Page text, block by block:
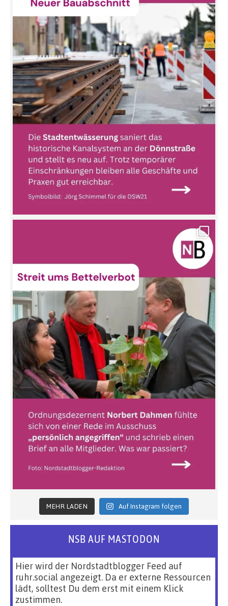
MEHR LADEN Auf Instagram folgen
NSB AUF MASTODON
Hier wird der Nordstadtblogger Feed auf
ruhr.social angezeigt. Da er externe Ressourcen
lädt, solltest Du dem erst mit einem Klick
zustimmen.